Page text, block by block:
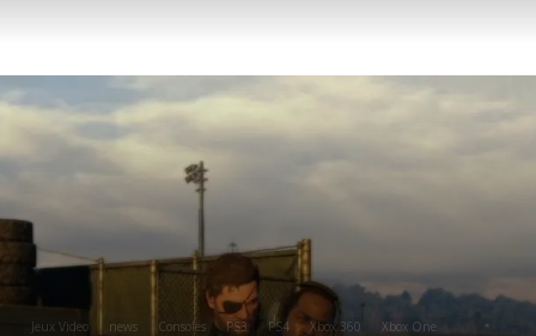
Jeux Video news Consoles PS3 PS4 Xbox 360 Xbox One